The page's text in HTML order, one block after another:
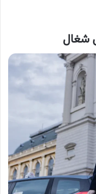
شغال